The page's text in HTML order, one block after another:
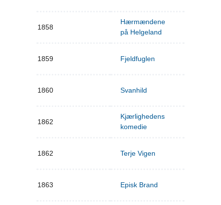
1858
Hærmændene
på Helgeland
1859 Fjeldfuglen
1860 Svanhild
1862
Kjærlighedens
komedie
1862 Terje Vigen
1863 Episk Brand